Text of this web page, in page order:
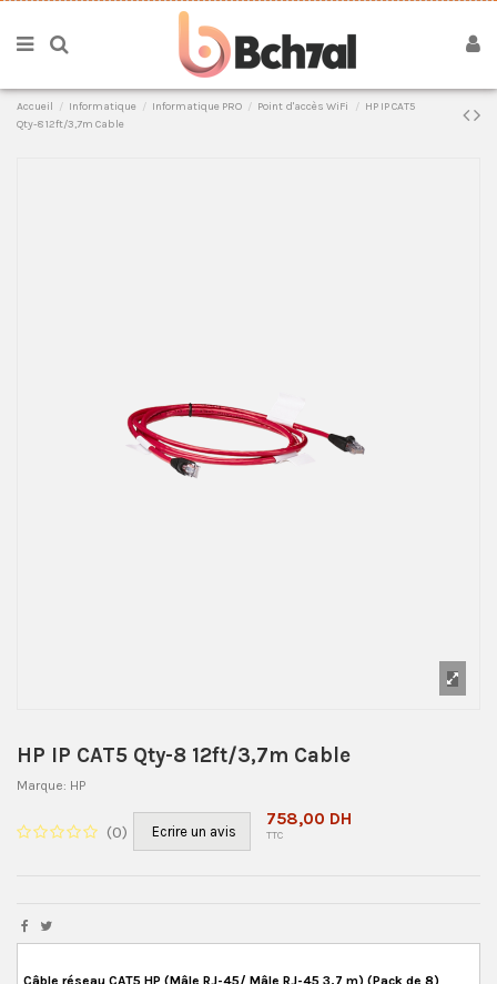
Accueil Informatique Informatique PRO Point d'accès WiFi
HP IP CAT5
Qty-8 12ft/3,7m Cable
HP IP CAT5 Qty-8 12ft/3,7m Cable
Marque: HP
(0) Ecrire un avis
758,00 DH
TTC
Câble réseau CAT5 HP (Mâle RJ-45/ Mâle RJ-45 3,7 m) (Pack de 8)